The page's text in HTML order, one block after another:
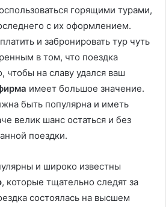
горящими турами,
с их оформлением.
и забронировать тур чуть
в том, что поездка
чтобы на славу удался ваш
имеет большое значение.
быть популярна и иметь
велик шанс остаться и без
поездки.
и широко известны
, которые тщательно следят за
состоялась на высшем